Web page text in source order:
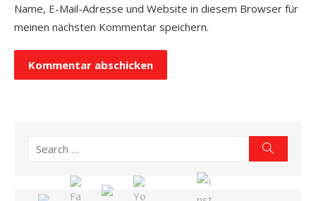
Name, E-Mail-Adresse und Website in diesem Browser für
meinen nächsten Kommentar speichern.
Search